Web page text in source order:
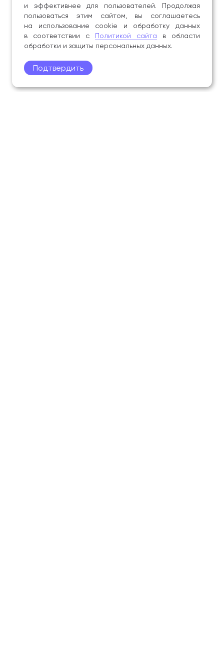
и эффективнее для пользователей. Продолжая
пользоваться этим сайтом, вы соглашаетесь
на использование cookie и обработку данных
в соответствии с Политикой сайта в области
обработки и защиты персональных данных.
Подтвердить